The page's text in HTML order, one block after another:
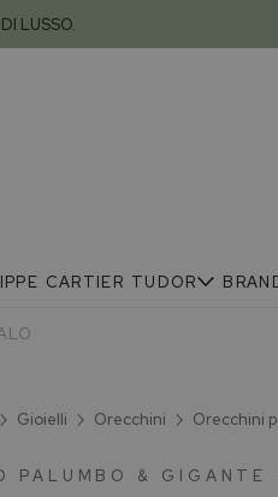
LUSSO.
CARTIER TUDOR
Gioielli Orecchini Orecchini
PALUMBO & GIGANTE